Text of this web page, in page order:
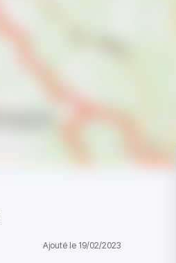
Ajouté le 19/02/2023